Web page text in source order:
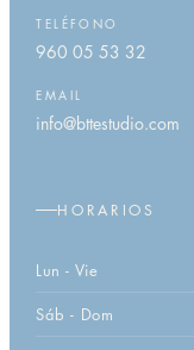
TELÉFONO
960 05 53 32
EMAIL
info@bttestudio.com
HORARIOS
Lun - Vie
Sáb - Dom